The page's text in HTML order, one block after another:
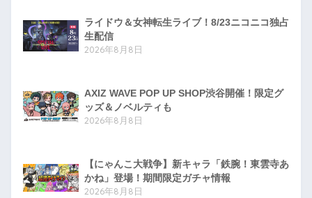
ライドウ＆女神転生ライブ！8/23ニコニコ独占
生配信
2026年8月8日
AXIZ WAVE POP UP SHOP渋谷開催！限定グ
ッズ＆ノベルティも
2026年8月8日
【にゃんこ大戦争】新キャラ「鉄腕！東雲寺あ
かね」登場！期間限定ガチャ情報
2026年8月8日